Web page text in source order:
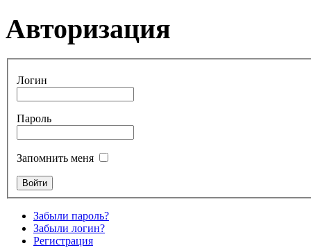
Авторизация
Логин
Пароль
Запомнить меня
Забыли пароль?
Забыли логин?
Регистрация